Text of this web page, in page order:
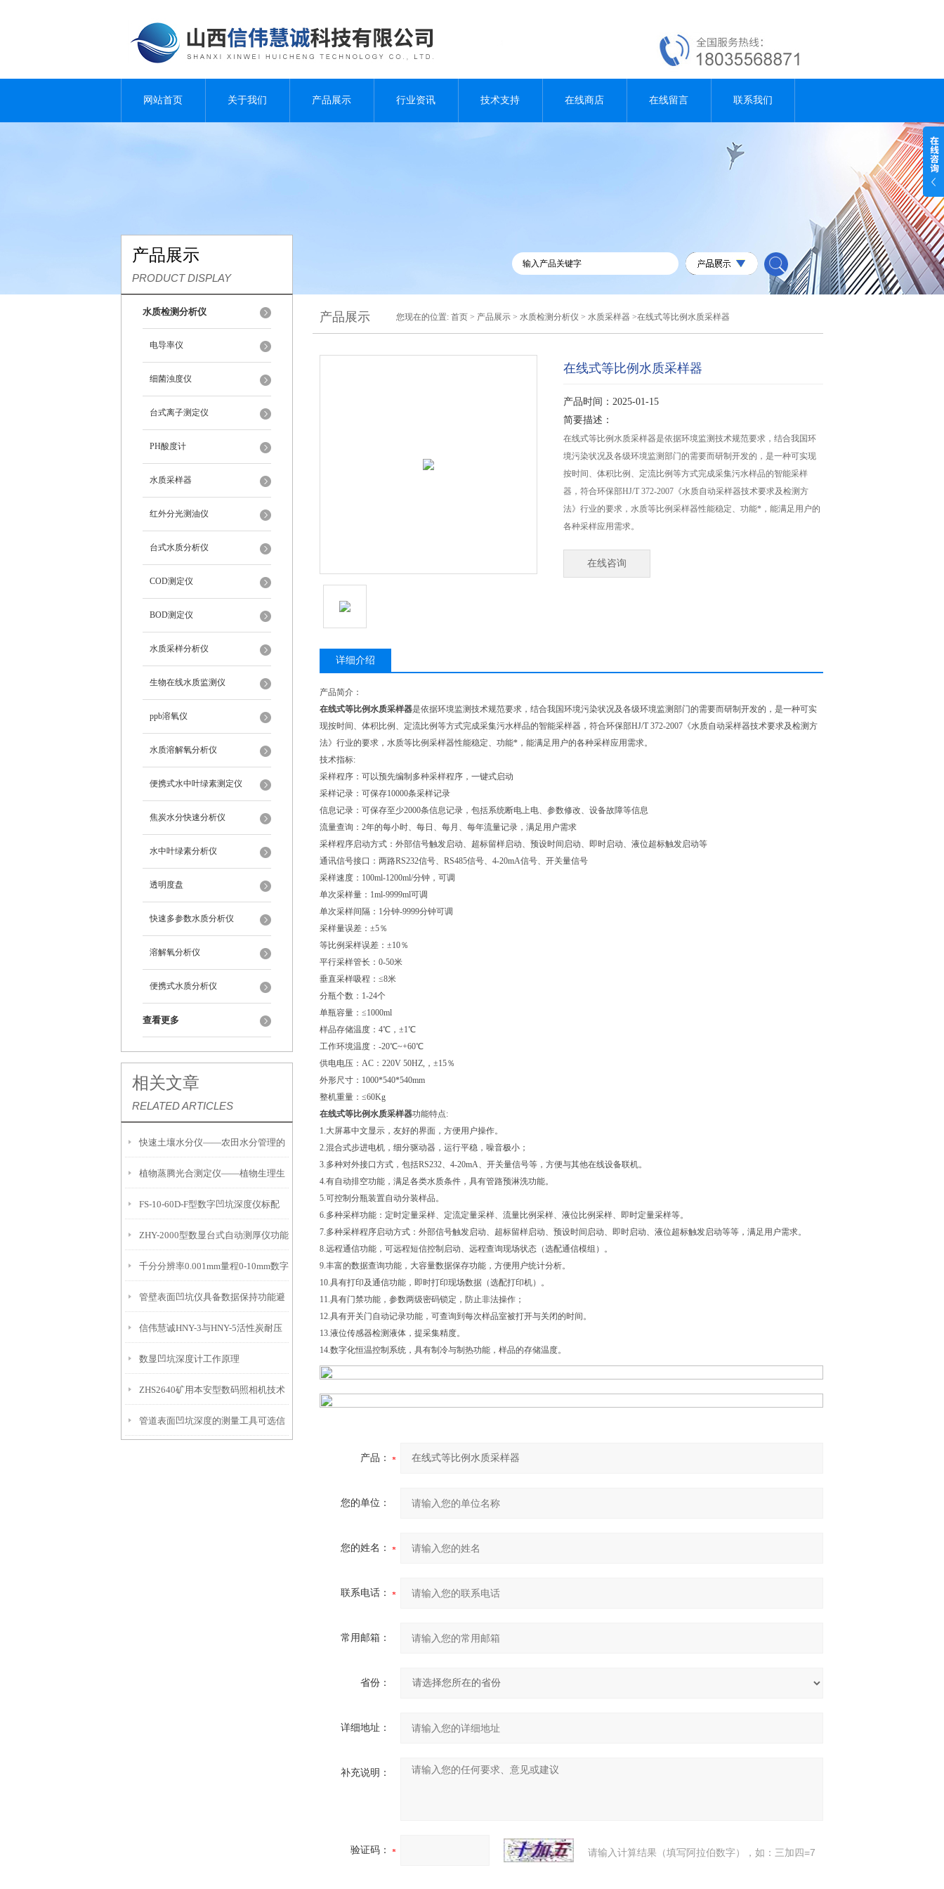
网站首页 关于我们 产品展示 行业资讯 技术支持 在线商店 在线留言 联系我们
产品展示
PRODUCT DISPLAY
水质检测分析仪
电导率仪
细菌浊度仪
台式离子测定仪
PH酸度计
水质采样器
红外分光测油仪
台式水质分析仪
COD测定仪
BOD测定仪
水质采样分析仪
生物在线水质监测仪
ppb溶氧仪
水质溶解氧分析仪
便携式水中叶绿素测定仪
焦炭水分快速分析仪
水中叶绿素分析仪
透明度盘
快速多参数水质分析仪
溶解氧分析仪
便携式水质分析仪
查看更多
相关文章
RELATED ARTICLES
快速土壤水分仪——农田水分管理的
便携式检测工具
植物蒸腾光合测定仪——植物生理生
态的实时监测设备
FS-10-60D-F型数字凹坑深度仪标配
IP54级表头分辨率0.01mm量程
10mm！
ZHY-2000型数显台式自动测厚仪功能
特点
千分分辨率0.001mm量程0-10mm数字
埋头度仪技术参数！
管壁表面凹坑仪具备数据保持功能避
免测试过程中测针移动导致数据变动
信伟慧诚HNY-3与HNY-5活性炭耐压
强度测定仪技术参数！
数显凹坑深度计工作原理
ZHS2640矿用本安型数码照相机技术
参数！
管道表面凹坑深度的测量工具可选信
产品展示 您现在的位置: 首页 > 产品展示 > 水质检测分析仪 > 水质采样器 >在线式等比例水质采样器
在线式等比例水质采样器
产品时间：2025-01-15
简要描述：
在线式等比例水质采样器是依据环境监测技术规范要求，结合我国环
境污染状况及各级环境监测部门的需要而研制开发的，是一种可实现
按时间、体积比例、定流比例等方式完成采集污水样品的智能采样
器，符合环保部HJ/T 372-2007《水质自动采样器技术要求及检测方
法》行业的要求，水质等比例采样器性能稳定、功能*，能满足用户的
各种采样应用需求。
在线咨询
详细介绍
产品简介：
在线式等比例水质采样器是依据环境监测技术规范要求，结合我国环境污染状况及各级环境监测部门的需要而研制开发的，是一种可实
现按时间、体积比例、定流比例等方式完成采集污水样品的智能采样器，符合环保部HJ/T 372-2007《水质自动采样器技术要求及检测方
法》行业的要求，水质等比例采样器性能稳定、功能*，能满足用户的各种采样应用需求。
技术指标:
采样程序：可以预先编制多种采样程序，一键式启动
采样记录：可保存10000条采样记录
信息记录：可保存至少2000条信息记录，包括系统断电上电、参数修改、设备故障等信息
流量查询：2年的每小时、每日、每月、每年流量记录，满足用户需求
采样程序启动方式：外部信号触发启动、超标留样启动、预设时间启动、即时启动、液位超标触发启动等
通讯信号接口：两路RS232信号、RS485信号、4-20mA信号、开关量信号
采样速度：100ml-1200ml/分钟，可调
单次采样量：1ml-9999ml可调
单次采样间隔：1分钟-9999分钟可调
采样量误差：±5％
等比例采样误差：±10％
平行采样管长：0-50米
垂直采样吸程：≤8米
分瓶个数：1-24个
单瓶容量：≤1000ml
样品存储温度：4℃，±1℃
工作环境温度：-20℃~+60℃
供电电压：AC：220V 50HZ,，±15％
外形尺寸：1000*540*540mm
整机重量：≤60Kg
在线式等比例水质采样器功能特点:
1.大屏幕中文显示，友好的界面，方便用户操作。
2.混合式步进电机，细分驱动器，运行平稳，噪音极小；
3.多种对外接口方式，包括RS232、4-20mA、开关量信号等，方便与其他在线设备联机。
4.有自动排空功能，满足各类水质条件，具有管路预淋洗功能。
5.可控制分瓶装置自动分装样品。
6.多种采样功能：定时定量采样、定流定量采样、流量比例采样、液位比例采样、即时定量采样等。
7.多种采样程序启动方式：外部信号触发启动、超标留样启动、预设时间启动、即时启动、液位超标触发启动等等，满足用户需求。
8.远程通信功能，可远程短信控制启动、远程查询现场状态（选配通信模组）。
9.丰富的数据查询功能，大容量数据保存功能，方便用户统计分析。
10.具有打印及通信功能，即时打印现场数据（选配打印机）。
11.具有门禁功能，参数两级密码锁定，防止非法操作；
12.具有开关门自动记录功能，可查询到每次样品室被打开与关闭的时间。
13.液位传感器检测液体，提采集精度。
14.数字化恒温控制系统，具有制冷与制热功能，样品的存储温度。
产品：
您的单位：
您的姓名：
联系电话：
常用邮箱：
省份：
详细地址：
补充说明：
验证码： 请输入计算结果（填写阿拉伯数字），如：三加四=7